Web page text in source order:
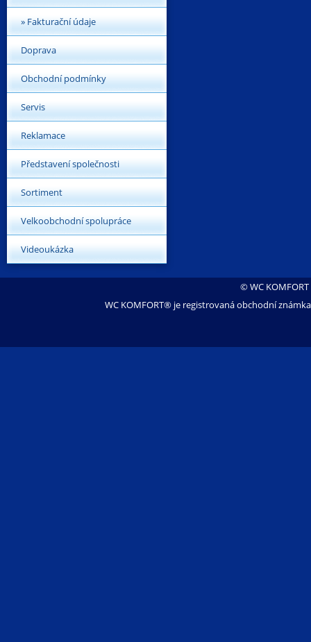
» Fakturační údaje
Doprava
Obchodní podmínky
Servis
Reklamace
Představení společnosti
Sortiment
Velkoobchodní spolupráce
Videoukázka
© WC
WC KOMFORT® je registrovaná obchodní